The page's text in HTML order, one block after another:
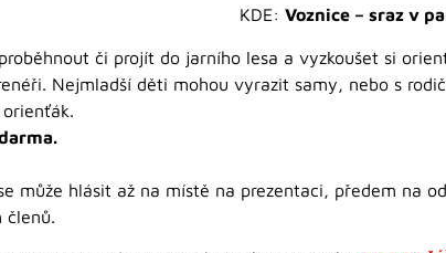
KDE: Voznice – sraz v
či projít do jarního lesa a vyzkoušet si
Nejmladší děti mohou vyrazit samy, nebo s
může hlásit až na místě na prezentaci, předem na
členů.